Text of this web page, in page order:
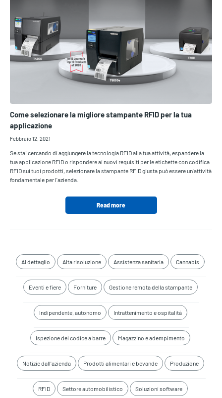
Come selezionare la migliore stampante RFID per la tua
applicazione
Febbraio 12, 2021
Se stai cercando di aggiungere la tecnologia RFID alla tua attività, espandere la
tua applicazione RFID o rispondere ai nuovi requisiti per le etichette con codifica
RFID sui tuoi prodotti, selezionare la stampante RFID giusta può essere un'attività
fondamentale per l'azienda.
Read more
Al dettaglio Alta risoluzione Assistenza sanitaria Cannabis
Eventi e fiere Forniture Gestione remota della stampante
Indipendente, autonomo Intrattenimento e ospitalità
Ispezione del codice a barre Magazzino e adempimento
Notizie dall'azienda Prodotti alimentari e bevande Produzione
RFID Settore automobilistico Soluzioni software